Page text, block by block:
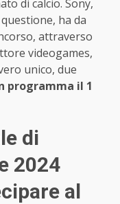
di calcio. Sony,
ha da
attraverso
videogames,
unico, due
programma il 1
di
2024
al